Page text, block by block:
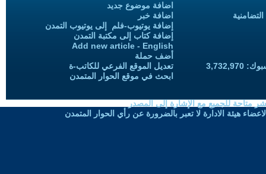
اضافة موضوع جديد
اضافة خبر
إضافة يوتيوب-فلم إلى يوتيوب التمدن
إضافة كتاب إلى مكتبة التمدن
Add new article - English
أضف حملة
تعديل الموقع الفرعي للكاتب-ة
ابحث في موقع الحوار المتمدن
متاحة للجميع مع الإشارة إلى المصدر
هيئة الادارة لا تعبر بالضرورة عن رأي الحوار المتمدن